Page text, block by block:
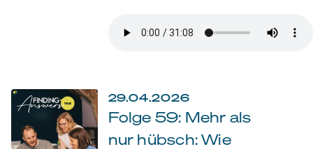
29.04.2026
Folge 59: Mehr als
nur hübsch: Wie